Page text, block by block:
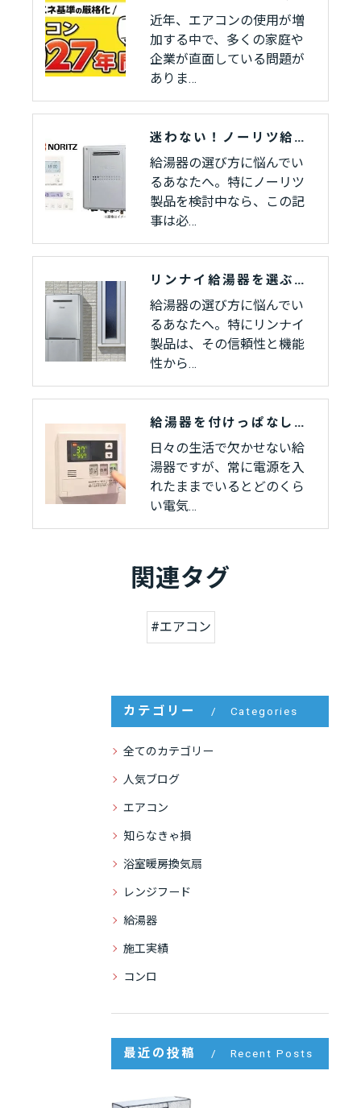
近年、エアコンの使用が増
加する中で、多くの家庭や
企業が直面している問題が
ありま…
迷わない！ノーリツ給湯器の選び方とおすすめ最新モデル紹介
給湯器の選び方に悩んでい
るあなたへ。特にノーリツ
製品を検討中なら、この記
事は必…
リンナイ給湯器を選ぶなら？種類別の特徴とおすすめの選び方
給湯器の選び方に悩んでい
るあなたへ。特にリンナイ
製品は、その信頼性と機能
性から…
給湯器を付けっぱなしにすると電気代はどう変わる？節約のコツも紹介
日々の生活で欠かせない給
湯器ですが、常に電源を入
れたままでいるとどのくら
い電気…
関連タグ
#エアコン
カテゴリー Categories
全てのカテゴリー
人気ブログ
エアコン
知らなきゃ損
浴室暖房換気扇
レンジフード
給湯器
施工実績
コンロ
最近の投稿 Recent Posts